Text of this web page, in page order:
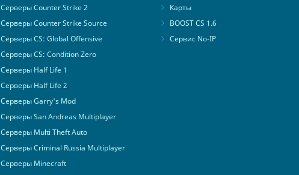
Серверы Counter Strike 2
Серверы Counter Strike Source
Серверы CS: Global Offensive
Серверы CS: Condition Zero
Серверы Half Life 1
Серверы Half Life 2
Серверы Garry's Mod
Серверы San Andreas Multiplayer
Серверы Multi Theft Auto
Серверы Criminal Russia Multiplayer
Серверы Minecraft
Карты
BOOST CS 1.6
Сервис No-IP